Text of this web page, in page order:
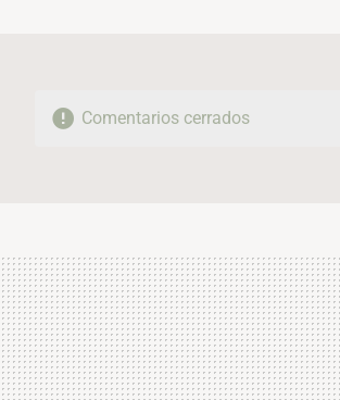
Comentarios cerrados